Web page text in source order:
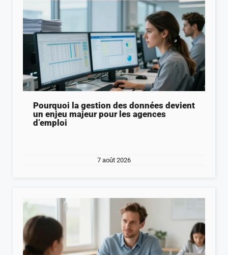
Pourquoi la gestion des données devient
un enjeu majeur pour les agences
d’emploi
7 août 2026